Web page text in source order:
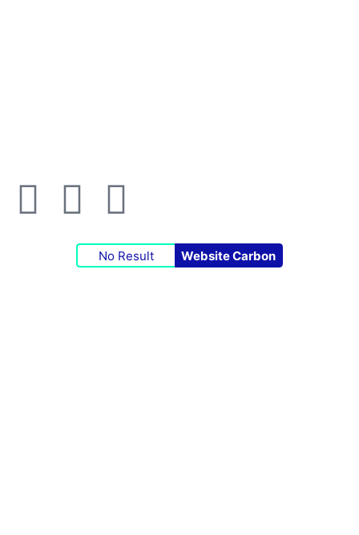
No Result Website Carbon